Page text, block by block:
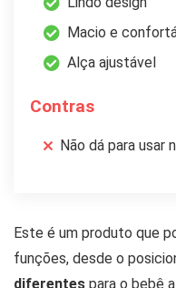
Macio e
Alça ajustável
Contras
Não dá para
Este é um produto que
funções, desde o
diferentes para o bebê